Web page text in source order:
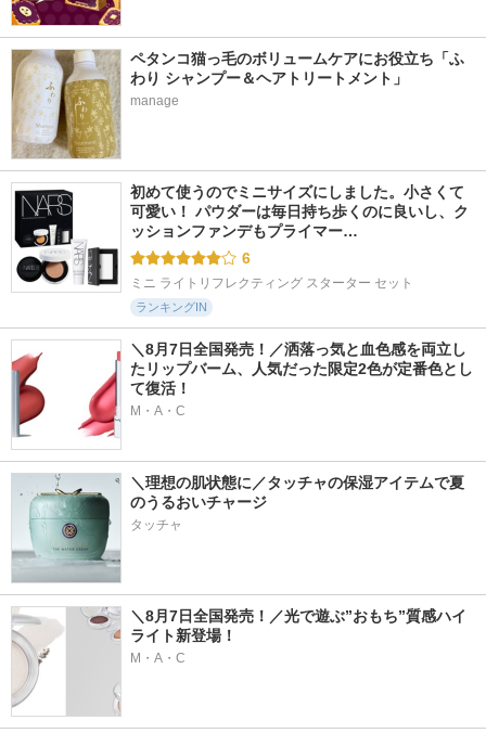
ペタンコ猫っ毛のボリュームケアにお役立ち「ふ
わり シャンプー＆ヘアトリートメント」
manage
初めて使うのでミニサイズにしました。小さくて
可愛い！ パウダーは毎日持ち歩くのに良いし、ク
ッションファンデもプライマー…
6
ミニ ライトリフレクティング スターター セット
ランキングIN
＼8月7日全国発売！／洒落っ気と血色感を両立し
たリップバーム、人気だった限定2色が定番色とし
て復活！
M・A・C
＼理想の肌状態に／タッチャの保湿アイテムで夏
のうるおいチャージ
タッチャ
＼8月7日全国発売！／光で遊ぶ”おもち”質感ハイ
ライト新登場！
M・A・C